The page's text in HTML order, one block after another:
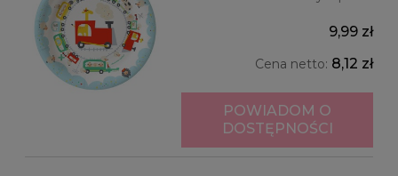
9,99 zł
Cena netto: 8,12 zł
POWIADOM O
DOSTĘPNOŚCI